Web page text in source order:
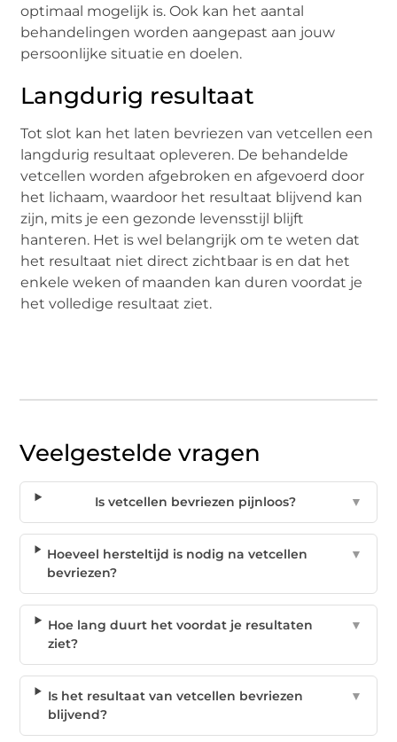
optimaal mogelijk is. Ook kan het aantal
behandelingen worden aangepast aan jouw
persoonlijke situatie en doelen.
Langdurig resultaat
Tot slot kan het laten bevriezen van vetcellen een
langdurig resultaat opleveren. De behandelde
vetcellen worden afgebroken en afgevoerd door
het lichaam, waardoor het resultaat blijvend kan
zijn, mits je een gezonde levensstijl blijft
hanteren. Het is wel belangrijk om te weten dat
het resultaat niet direct zichtbaar is en dat het
enkele weken of maanden kan duren voordat je
het volledige resultaat ziet.
Veelgestelde vragen
Is vetcellen bevriezen pijnloos? ▼
Hoeveel hersteltijd is nodig na vetcellen
bevriezen?
▼
Hoe lang duurt het voordat je resultaten
ziet?
▼
Is het resultaat van vetcellen bevriezen
blijvend?
▼